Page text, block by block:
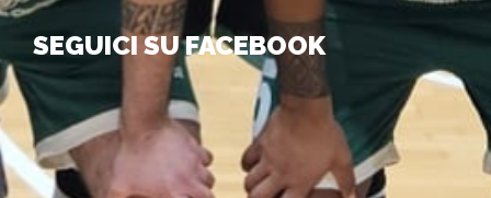
SEGUICI SU FACEBOOK